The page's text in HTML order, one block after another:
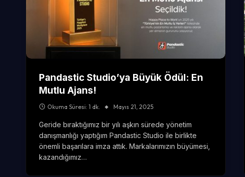
Pandastic Studio’ya Büyük Ödül: En
Mutlu Ajans!
Okuma Süresi: 1 dk. Mayıs 21, 2025
Geride bıraktığımız bir yılı aşkın sürede yönetim
danışmanlığı yaptığım Pandastic Studio ile birlikte
önemli başarılara imza attık. Markalarımızın büyümesi,
kazandığımız…